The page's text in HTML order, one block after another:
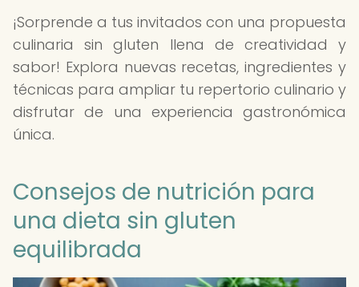
¡Sorprende a tus invitados con una propuesta
culinaria sin gluten llena de creatividad y
sabor! Explora nuevas recetas, ingredientes y
técnicas para ampliar tu repertorio culinario y
disfrutar de una experiencia gastronómica
única.
Consejos de nutrición para
una dieta sin gluten
equilibrada